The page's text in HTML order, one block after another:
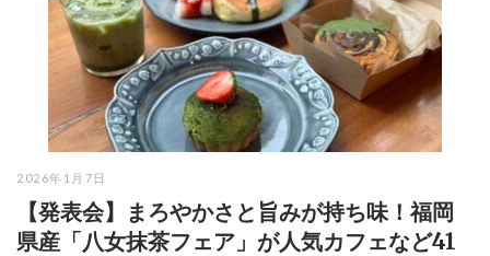
2026年1月7日
【発表会】まろやかさと旨みが持ち味！福岡
県産「八女抹茶フェア」が人気カフェなど41